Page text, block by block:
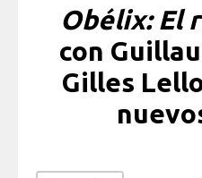
Obélix: El
con
Gilles